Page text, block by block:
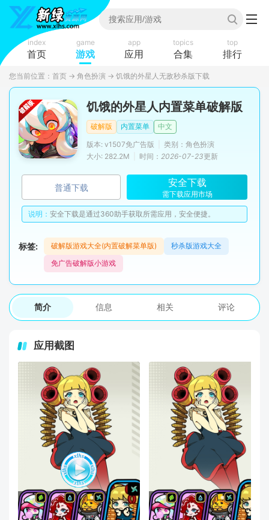
index
首页
game
游戏
app
应用
topics
合集
top
排行
您当前位置： 首页 → 角色扮演 → 饥饿的外星人无敌秒杀版下载
饥饿的外星人内置菜单破解版
破解版 内置菜单
中文
版本: v1507免广告版
类别：角色扮演
大小: 282.2M
时间： 2026-07-23更新
普通下载 安全下载
需下载应用市场
说明： 安全下载是通过360助手获取所需应用，安全便捷。
标签: 破解版游戏大全(内置破解菜单版)
秒杀版游戏大全
免广告破解版小游戏
简介 信息 相关 评论
应用截图